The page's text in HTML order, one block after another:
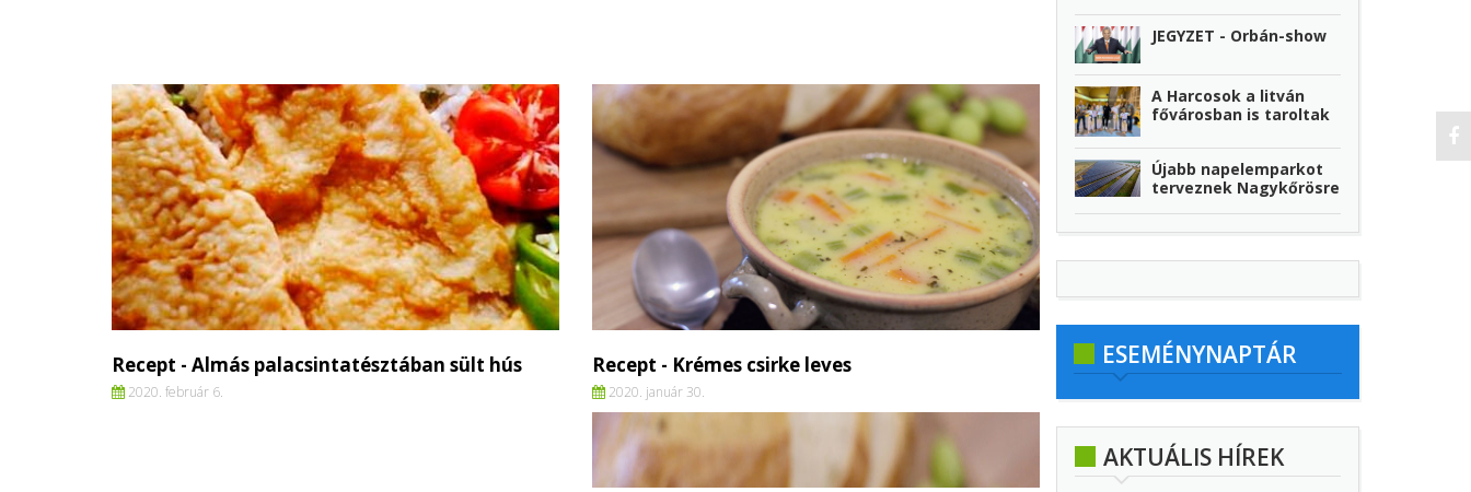
Recept - Almás palacsintatésztában sült hús
2020. február 6.
Recept - Krémes csirke leves
2020. január 30.
JEGYZET - Orbán-show
A Harcosok a litván
fővárosban is taroltak
Újabb napelemparkot
terveznek Nagykőrösre
ESEMÉNYNAPTÁR
AKTUÁLIS HÍREK